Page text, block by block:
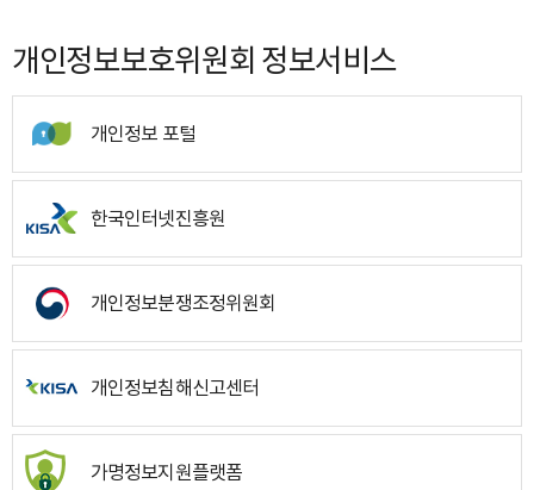
개인정보보호위원회 정보서비스
개인정보 포털
한국인터넷진흥원
개인정보분쟁조정위원회
개인정보침해신고센터
가명정보지원플랫폼